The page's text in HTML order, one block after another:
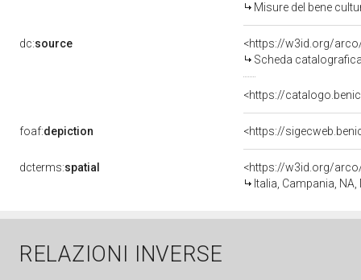
Misure del bene
dc:source
<https://w3id.org/
Scheda
<https://
foaf:depiction <https://
dcterms:spatial
<https://w3id.org/
Italia, Campania,
RELAZIONI INVERSE